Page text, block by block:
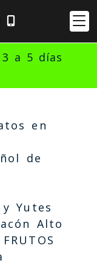
a 5 días
en
de
Yutes
Alto